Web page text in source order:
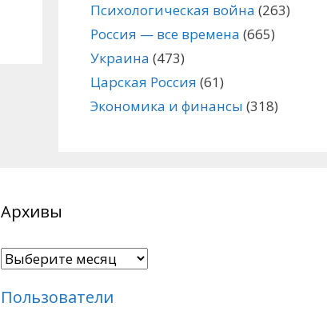
Психологическая война (263)
Россия — все времена (665)
Украина (473)
Царская Россия (61)
Экономика и финансы (318)
Архивы
Архивы
Пользователи